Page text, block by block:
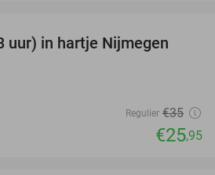
26%
uur) in hartje Nijmegen
Regulier €35
€25,95